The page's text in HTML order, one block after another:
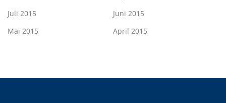
Juli 2015
Juni 2015
Mai 2015
April 2015